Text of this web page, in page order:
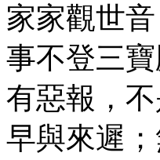
家家觀世
事不登三
有惡報，
早與來遲